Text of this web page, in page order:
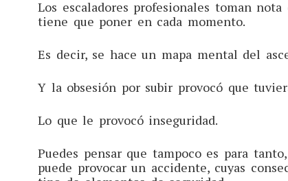
Los escaladores profesionales toman
tiene que poner en cada momento.
Es decir, se hace un mapa mental del
Y la obsesión por subir provocó que
Lo que le provocó inseguridad.
Puedes pensar que tampoco es para
puede provocar un accidente, cuyas